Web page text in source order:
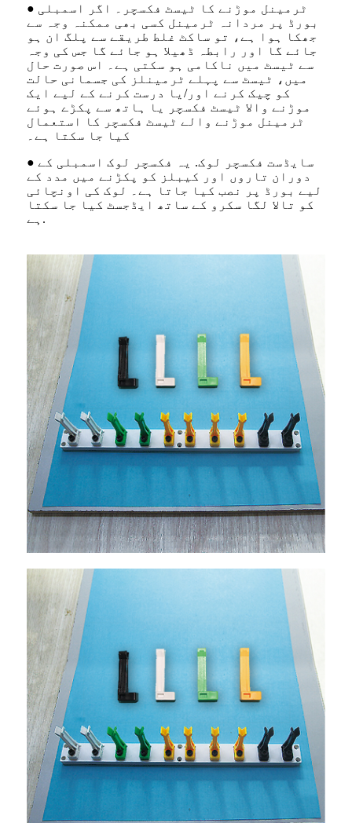
● ٹرمینل موڑنے کا ٹیسٹ فکسچر۔ اگر اسمبلی
بورڈ پر مردانہ ٹرمینل کسی بھی ممکنہ وجہ سے
جھکا ہوا ہے، تو ساکٹ غلط طریقے سے پلگ ان ہو
جائے گا اور رابطہ ڈھیلا ہو جائے گا جس کی وجہ
سے ٹیسٹ میں ناکامی ہو سکتی ہے۔ اس صورت حال
میں، ٹیسٹ سے پہلے ٹرمینلز کی جسمانی حالت
کو چیک کرنے اور/یا درست کرنے کے لیے ایک
موڑنے والا ٹیسٹ فکسچر یا ہاتھ سے پکڑے ہوئے
ٹرمینل موڑنے والے ٹیسٹ فکسچر کا استعمال
کیا جا سکتا ہے۔
● سایڈست فکسچر لوک. یہ فکسچر لوک اسمبلی کے
دوران تاروں اور کیبلز کو پکڑنے میں مدد کے
لیے بورڈ پر نصب کیا جاتا ہے۔ لوک کی اونچائی
کو تالا لگا سکرو کے ساتھ ایڈجسٹ کیا جا سکتا
ہے.